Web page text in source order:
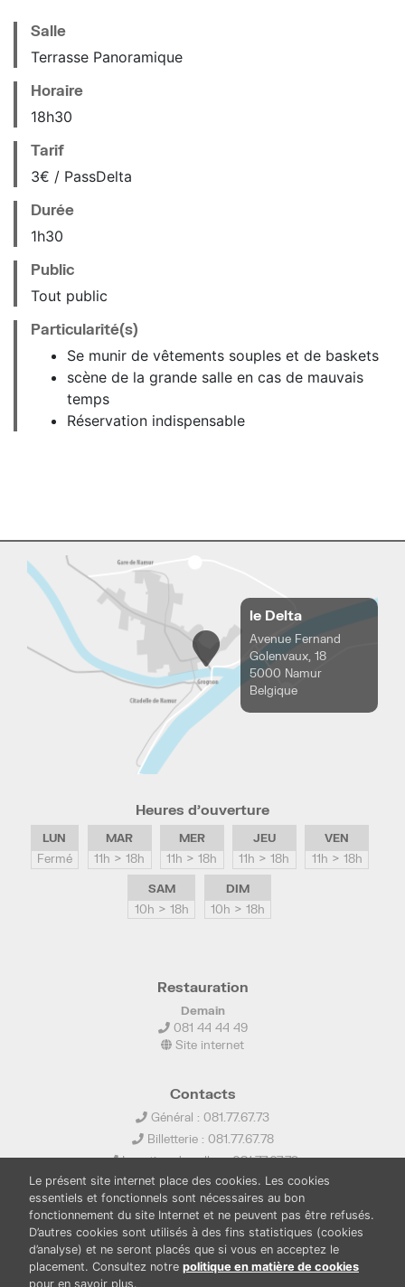
Salle
Terrasse Panoramique
Horaire
18h30
Tarif
3€ / PassDelta
Durée
1h30
Public
Tout public
Particularité(s)
Se munir de vêtements souples et de baskets
scène de la grande salle en cas de mauvais
temps
Réservation indispensable
le Delta
Avenue Fernand
Golenvaux, 18
5000 Namur
Belgique
Heures d’ouverture
LUN
Fermé
MAR
11h > 18h
MER
11h > 18h
JEU
11h > 18h
VEN
11h > 18h
SAM
10h > 18h
DIM
10h > 18h
Restauration
Demain
081 44 44 49
Site internet
Contacts
Général : 081.77.67.73
Billetterie : 081.77.67.78
Location de salles : 081.77.67.79
info@ledelta.be
Le présent site internet place des cookies. Les cookies
essentiels et fonctionnels sont nécessaires au bon
fonctionnement du site Internet et ne peuvent pas être refusés.
D’autres cookies sont utilisés à des fins statistiques (cookies
d’analyse) et ne seront placés que si vous en acceptez le
placement. Consultez notre politique en matière de cookies
pour en savoir plus.